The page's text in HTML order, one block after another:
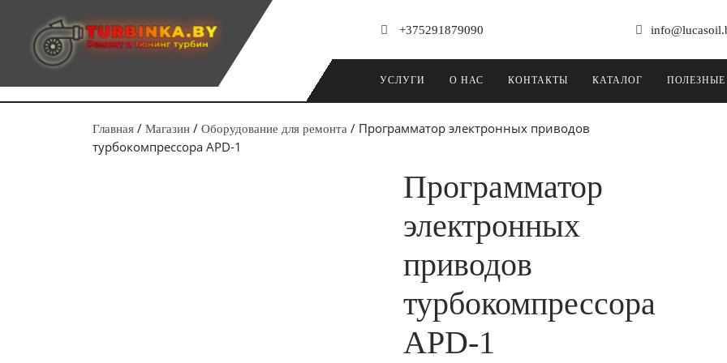
содержимому
+375291879090
УСЛУГИ О НАС КОНТАКТЫ КАТАЛОГ ПОЛЕЗНЫЕ
Главная / Магазин / Оборудование для ремонта / Программатор электронных приводов
турбокомпрессора APD-1
Программатор
электронных
приводов
турбокомпрессора
APD-1